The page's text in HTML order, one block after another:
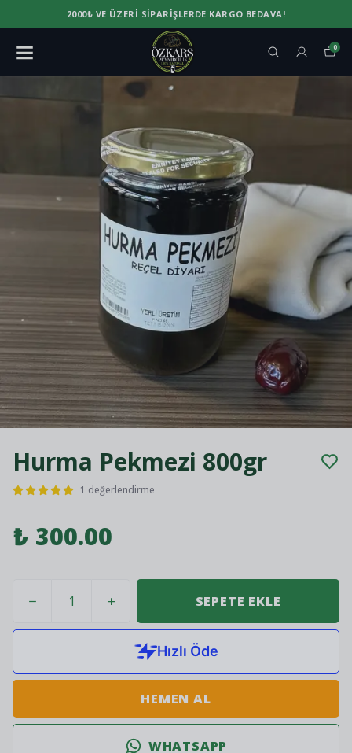
2000₺ VE ÜZERI SIPARIŞLERDE KARGO BEDAVA!
0
Hurma Pekmezi 800gr
1 değerlendirme
₺ 300.00
SEPETE EKLE
HEMEN AL
WHATSAPP